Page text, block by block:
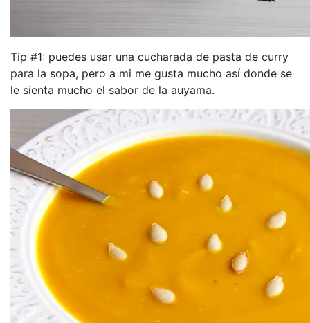
Tip #1: puedes usar una cucharada de pasta de curry
para la sopa, pero a mi me gusta mucho así donde se
le sienta mucho el sabor de la auyama.